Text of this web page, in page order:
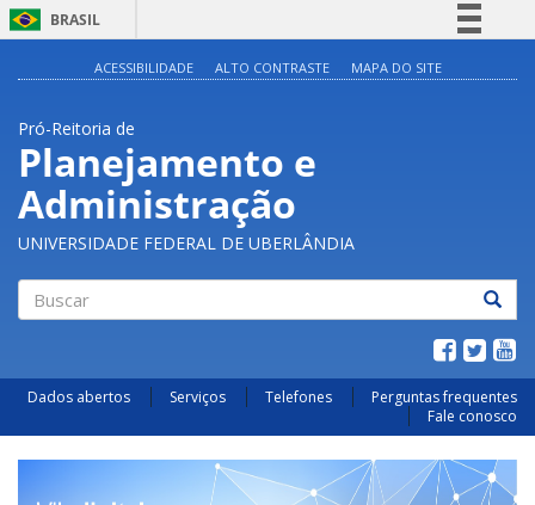
BRASIL
Acesso à informação
ACESSIBILIDADE ALTO CONTRASTE MAPA DO SITE
Pró-Reitoria de
Planejamento e
Administração
UNIVERSIDADE FEDERAL DE UBERLÂNDIA
Dados abertos Serviços Telefones
Perguntas frequentes
Fale conosco